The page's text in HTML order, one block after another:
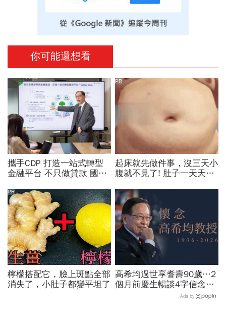
你可能還想看
攜手CDP 打造一站式轉型
金融平台 不只做貸款 國泰
起床就先做件事，沒三天小
腹就不見了! 肚子一天天變
PR
檸檬搭配它，臉上斑點全部
消失了，小肚子都變平坦了
PR
高希均過世享耆壽90歲…2
個月前慶生暢談4字信念，
回憶錄給讀者忠告：自求多
Ads by